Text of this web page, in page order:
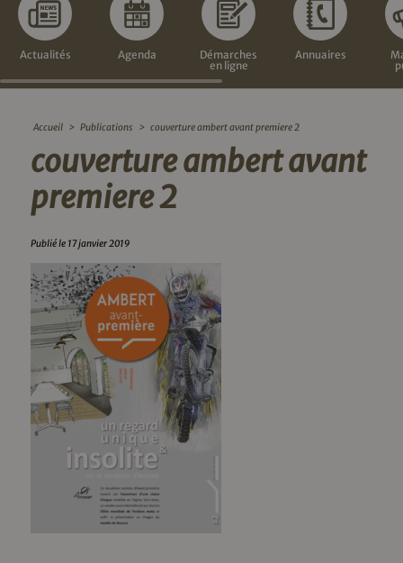
Actualités Agenda
Démarches
en ligne
Annuaires
Accueil > Publications > couverture ambert avant premiere 2
couverture ambert avant
premiere 2
Publié le 17 janvier 2019